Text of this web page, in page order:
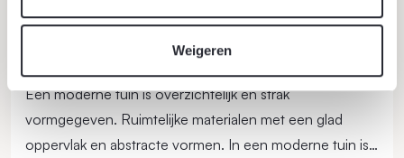
Weigeren
Een moderne tuin is overzichtelijk en strak
vormgegeven. Ruimtelijke materialen met een glad
oppervlak en abstracte vormen. In een moderne tuin is